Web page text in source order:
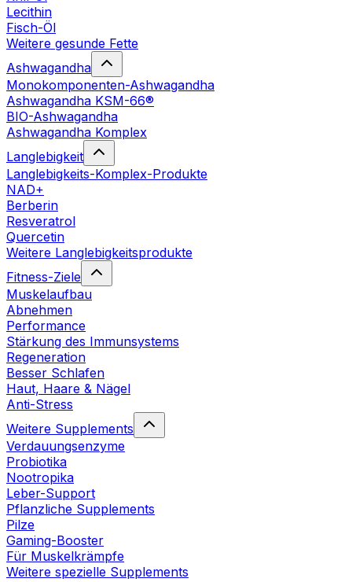
Lecithin
Fisch-Öl
Weitere gesunde Fette
Ashwagandha
Monokomponenten-Ashwagandha
Ashwagandha KSM-66®
BIO-Ashwagandha
Ashwagandha Komplex
Langlebigkeit
Langlebigkeits-Komplex-Produkte
NAD+
Berberin
Resveratrol
Quercetin
Weitere Langlebigkeitsprodukte
Fitness-Ziele
Muskelaufbau
Abnehmen
Performance
Stärkung des Immunsystems
Regeneration
Besser Schlafen
Haut, Haare & Nägel
Anti-Stress
Weitere Supplements
Verdauungsenzyme
Probiotika
Nootropika
Leber-Support
Pflanzliche Supplements
Pilze
Gaming-Booster
Für Muskelkrämpfe
Weitere spezielle Supplements